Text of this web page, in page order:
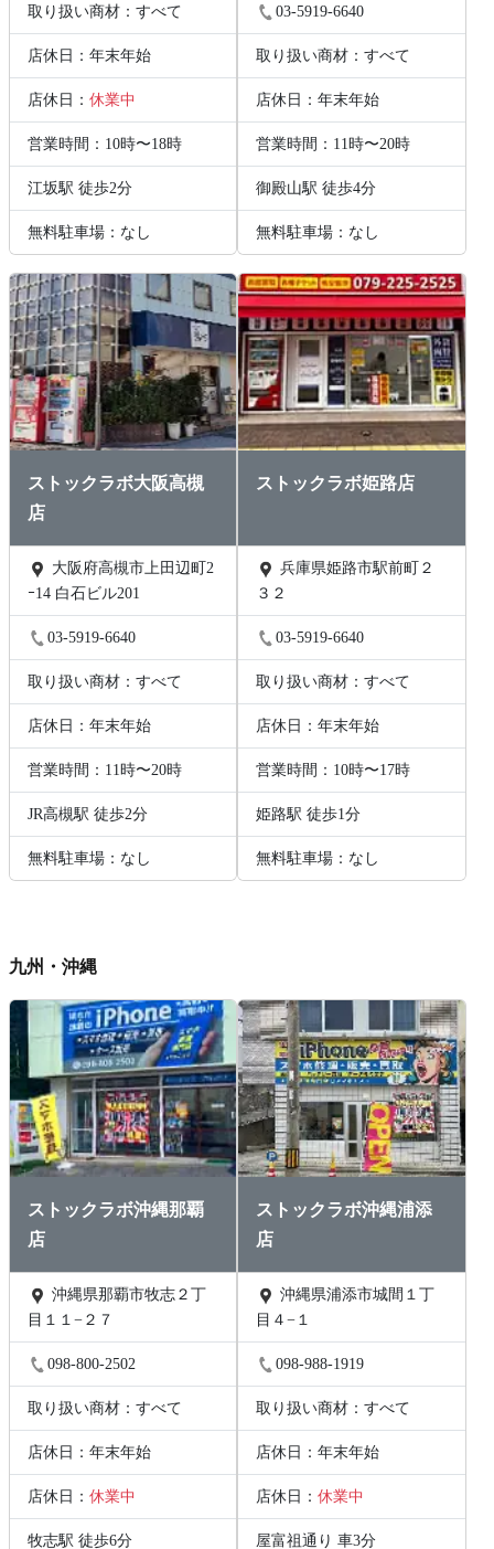
取り扱い商材：すべて
店休日：年末年始
店休日： 休業中
営業時間：10時〜18時
江坂駅 徒歩2分
無料駐車場：なし
03-5919-6640
取り扱い商材：すべて
店休日：年末年始
営業時間：11時〜20時
御殿山駅 徒歩4分
無料駐車場：なし
ストックラボ大阪高槻
店
ｰ14 白石ビル201
03-5919-6640
取り扱い商材：すべて
店休日：年末年始
営業時間：11時〜20時
JR高槻駅 徒歩2分
無料駐車場：なし
ストックラボ姫路店
兵庫県姫路市駅前町２
３２
03-5919-6640
取り扱い商材：すべて
店休日：年末年始
営業時間：10時〜17時
姫路駅 徒歩1分
無料駐車場：なし
九州・沖縄
ストックラボ沖縄那覇
店
目１１−２７
098-800-2502
取り扱い商材：すべて
店休日：年末年始
店休日： 休業中
牧志駅 徒歩6分
ストックラボ沖縄浦添
店
沖縄県浦添市城間１丁
目４−１
098-988-1919
取り扱い商材：すべて
店休日：年末年始
店休日：休業中
屋富祖通り 車3分